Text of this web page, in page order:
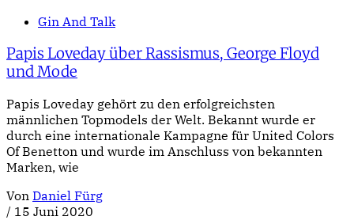
Gin And Talk
Papis Loveday über Rassismus, George Floyd
und Mode
Papis Loveday gehört zu den erfolgreichsten
männlichen Topmodels der Welt. Bekannt wurde er
durch eine internationale Kampagne für United Colors
Of Benetton und wurde im Anschluss von bekannten
Marken, wie
Von Daniel Fürg
/ 15 Juni 2020